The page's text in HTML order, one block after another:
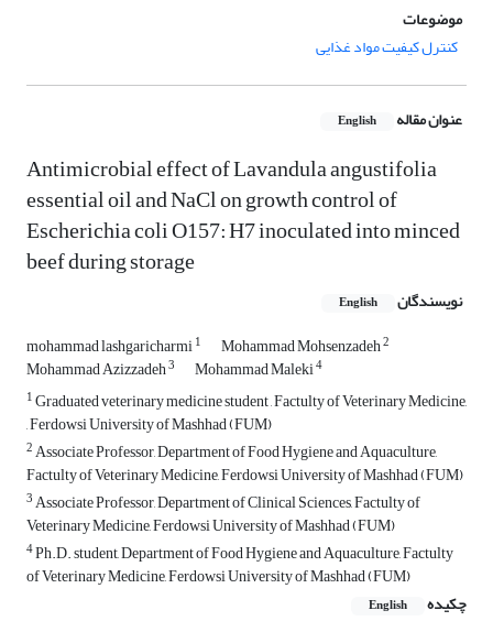
موضوعات
کنترل کیفیت مواد غذایی
عنوان مقاله English
Antimicrobial effect of Lavandula angustifolia
essential oil and NaCl on growth control of
Escherichia coli O157: H7 inoculated into minced
beef during storage
نویسندگان English
mohammad lashgaricharmi1 Mohammad Mohsenzadeh2
Mohammad Azizzadeh3 Mohammad Maleki4
1Graduated veterinary medicine student , Factulty of Veterinary Medicine,
, Ferdowsi University of Mashhad (FUM)
2Associate Professor, Department of Food Hygiene and Aquaculture,
Factulty of Veterinary Medicine, Ferdowsi University of Mashhad (FUM)
3Associate Professor, Department of Clinical Sciences, Factulty of
Veterinary Medicine, Ferdowsi University of Mashhad (FUM)
4Ph.D. student, Department of Food Hygiene and Aquaculture, Factulty
of Veterinary Medicine, Ferdowsi University of Mashhad (FUM)
چکیده
English